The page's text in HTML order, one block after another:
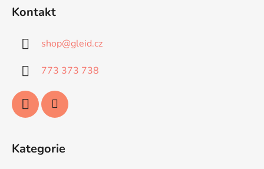
Kontakt
shop@gleid.cz
773 373 738
Kategorie